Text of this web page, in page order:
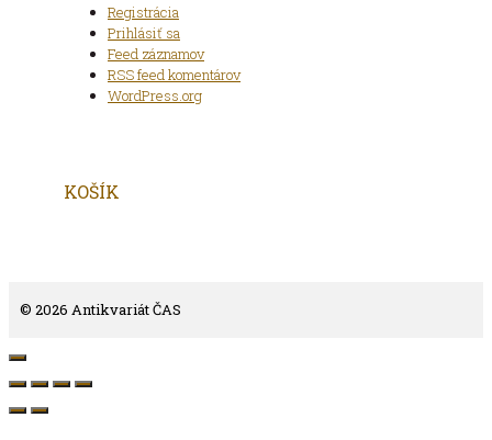
Registrácia
Prihlásiť sa
Feed záznamov
RSS feed komentárov
WordPress.org
KOŠÍK
© 2026 Antikvariát ČAS
Close